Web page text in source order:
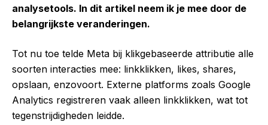
analysetools. In dit artikel neem ik je mee door de
belangrijkste veranderingen.
Tot nu toe telde Meta bij klikgebaseerde attributie alle
soorten interacties mee: linkklikken, likes, shares,
opslaan, enzovoort. Externe platforms zoals Google
Analytics registreren vaak alleen linkklikken, wat tot
tegenstrijdigheden leidde.